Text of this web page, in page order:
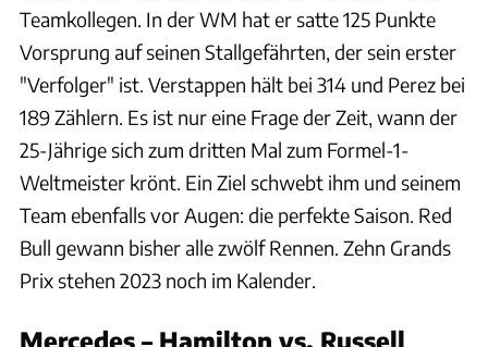
Teamkollegen. In der WM hat er satte 125 Punkte
Vorsprung auf seinen Stallgefährten, der sein erster
"Verfolger" ist. Verstappen hält bei 314 und Perez bei
189 Zählern. Es ist nur eine Frage der Zeit, wann der
25-Jährige sich zum dritten Mal zum Formel-1-
Weltmeister krönt. Ein Ziel schwebt ihm und seinem
Team ebenfalls vor Augen: die perfekte Saison. Red
Bull gewann bisher alle zwölf Rennen. Zehn Grands
Prix stehen 2023 noch im Kalender.
Mercedes – Hamilton vs. Russell